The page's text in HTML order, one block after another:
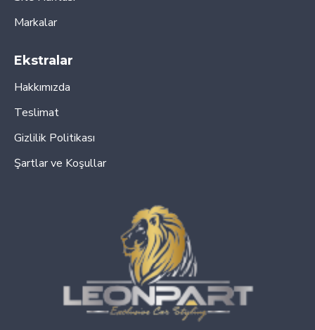
Markalar
Ekstralar
Hakkımızda
Teslimat
Gizlilik Politikası
Şartlar ve Koşullar